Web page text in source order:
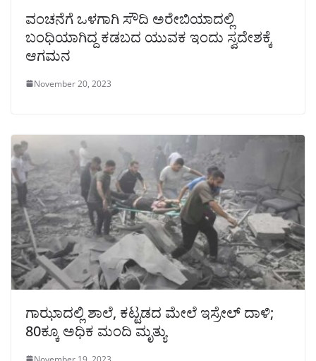
ವಂಚನೆಗೆ ಒಳಗಾಗಿ ಸೌದಿ ಅರೇಬಿಯಾದಲ್ಲಿ
ಬಂಧಿಯಾಗಿದ್ದ ಕಡಬದ ಯುವಕ ಇಂದು ಸ್ವದೇಶಕ್ಕೆ
ಆಗಮನ
November 20, 2023
ಗಾಝಾದಲ್ಲಿ ಶಾಲೆ, ಕಟ್ಟಡದ ಮೇಲೆ ಇಸ್ರೇಲ್ ದಾಳಿ;
80ಕ್ಕೂ ಅಧಿಕ ಮಂದಿ ಮೃತ್ಯು